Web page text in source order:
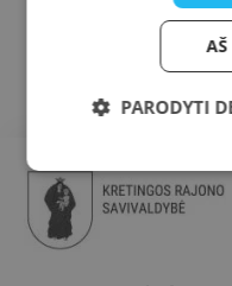
PARODYTI